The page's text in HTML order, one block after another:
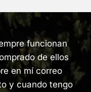
funcionan
de ellos
en mí correo
y cuando tengo